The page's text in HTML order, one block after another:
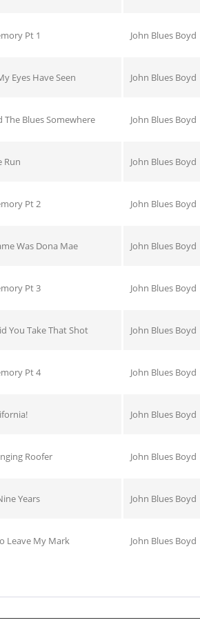
Pt 1 John Blues Boyd
Eyes Have Seen John Blues Boyd
The Blues Somewhere John Blues Boyd
Run John Blues Boyd
Pt 2 John Blues Boyd
Was Dona Mae John Blues Boyd
Pt 3 John Blues Boyd
You Take That Shot John Blues Boyd
Pt 4 John Blues Boyd
John Blues Boyd
Roofer John Blues Boyd
Years John Blues Boyd
Leave My Mark John Blues Boyd